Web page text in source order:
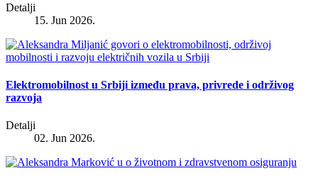
Detalji
15. Jun 2026.
Elektromobilnost u Srbiji između prava, privrede i održivog
razvoja
Detalji
02. Jun 2026.